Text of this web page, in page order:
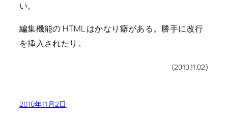
い。
編集機能の HTML はかなり癖がある。勝手に改行
を挿入されたり。
(2010.11.02)
2010年11月2日